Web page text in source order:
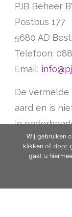
PJB Beheer
Postbus 177
5680 AD Best
Telefoon:
Email:
De vermelde
aard en is
in
van deze
worden
Foto’s
Wij gebruiken
klikken of door
gaat u